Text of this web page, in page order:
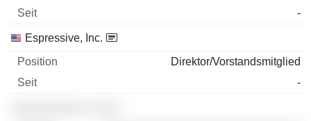
-
Espressive, Inc.
Direktor/Vorstandsmitglied
-